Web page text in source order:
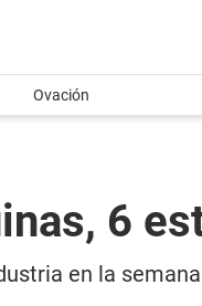
Ovación
6
en la